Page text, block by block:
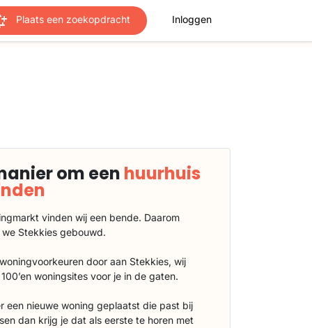
Plaats een zoekopdracht Inloggen
om een huurhuis
vinden wij een bende. Daarom
Stekkies gebouwd.
door aan Stekkies, wij
woningsites voor je in de gaten.
een nieuwe woning geplaatst die past bij
dan krijg je dat als eerste te horen met